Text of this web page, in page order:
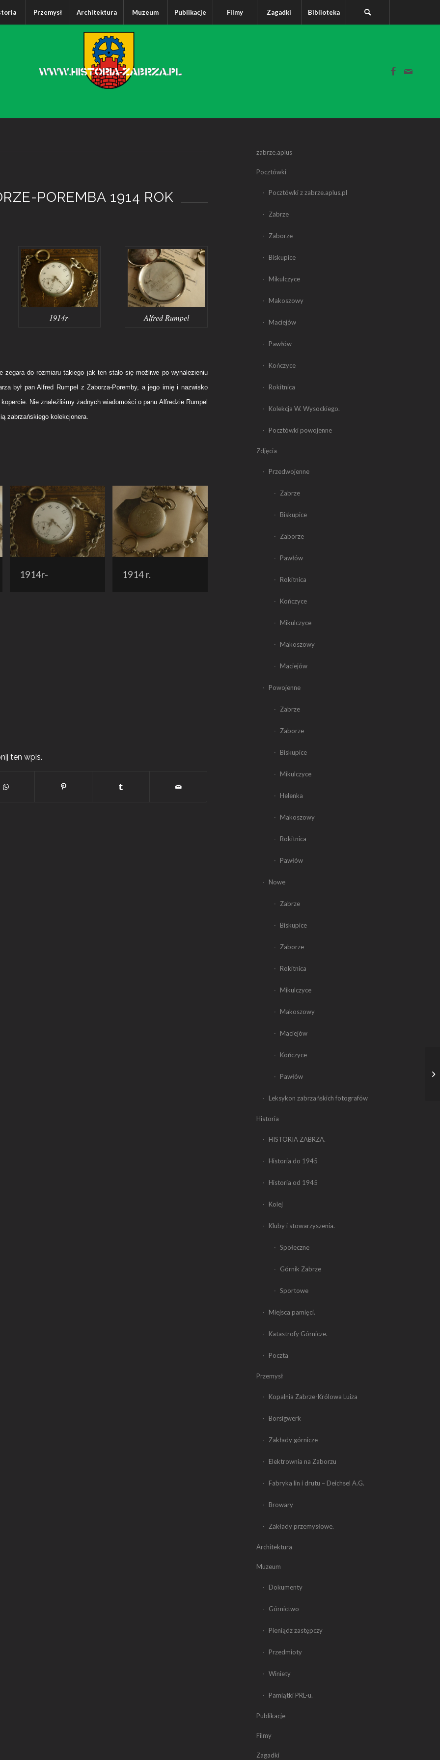
Przemysł Architektura Muzeum Publikacje Filmy Zagadki Biblioteka
POREMBA 1914 ROK
1914r- Alfred Rumpel
do rozmiaru takiego jak ten stało się możliwe po wynalezieniu
był pan Alfred Rumpel z Zaborza-Poremby, a jego imię i nazwisko
Nie znaleźliśmy żadnych wiadomości o panu Alfredzie Rumpel
zabrzańskiego kolekcjonera.
1914r- 1914 r.
ten wpis.
zabrze.aplus
Pocztówki
Pocztówki z zabrze.aplus.pl
Zabrze
Zaborze
Biskupice
Mikulczyce
Makoszowy
Maciejów
Pawłów
Kończyce
Rokitnica
Kolekcja W. Wysockiego.
Pocztówki powojenne
Zdjęcia
Przedwojenne
Zabrze
Biskupice
Zaborze
Pawłów
Rokitnica
Kończyce
Mikulczyce
Makoszowy
Maciejów
Powojenne
Zabrze
Zaborze
Biskupice
Mikulczyce
Helenka
Makoszowy
Rokitnica
Pawłów
Nowe
Zabrze
Biskupice
Zaborze
Rokitnica
Mikulczyce
Makoszowy
Maciejów
Kończyce
Pawłów
Leksykon zabrzańskich fotografów
Historia
HISTORIA ZABRZA.
Historia do 1945
Historia od 1945
Kolej
Kluby i stowarzyszenia.
Społeczne
Górnik Zabrze
Sportowe
Miejsca pamięci.
Katastrofy Górnicze.
Poczta
Przemysł
Kopalnia Zabrze-Królowa Luiza
Borsigwerk
Zakłady górnicze
Elektrownia na Zaborzu
Fabryka lin i drutu – Deichsel A.G.
Browary
Zakłady przemysłowe.
Architektura
Muzeum
Dokumenty
Górnictwo
Pieniądz zastępczy
Przedmioty
Winiety
Pamiątki PRL-u.
Publikacje
Filmy
Zagadki